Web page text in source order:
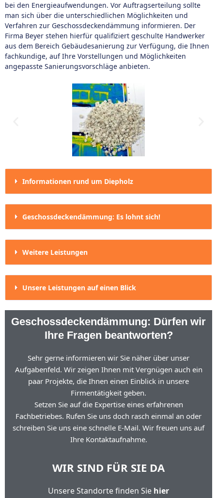
bei den Energieaufwendungen. Vor Auftragserteilung sollte
man sich über die unterschiedlichen Möglichkeiten und
Verfahren zur Geschossdeckendämmung informieren. Der
Firma Beyer stehen hierfür qualifiziert geschulte Handwerker
aus dem Bereich Gebäudesanierung zur Verfügung, die Ihnen
fachkundige, auf Ihre Vorstellungen und Möglichkeiten
angepasste Sanierungsvorschläge anbieten.
Informationen rund um Diepholz
Geschossdeckendämmung: Es lohnt sich!
Weitere Leistungen
Unsere Leistungen auf einen Blick
Geschossdeckendämmung: Dürfen wir
Ihre Fragen beantworten?
Sehr gerne informieren wir Sie näher über unser
Aufgabenfeld. Wir zeigen Ihnen mit Vergnügen auch ein
paar Projekte, die Ihnen einen Einblick in unsere
Firmentätigkeit geben.
Setzen Sie auf die Expertise eines erfahrenen
Fachbetriebes. Rufen Sie uns doch rasch einmal an oder
schreiben Sie uns eine schnelle E-Mail. Wir freuen uns auf
Ihre Kontaktaufnahme.
WIR SIND FÜR SIE DA
Unsere Standorte finden Sie hier